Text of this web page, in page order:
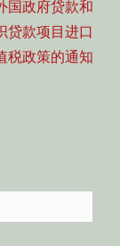
国政府贷款和
贷款项目进口
税政策的通知